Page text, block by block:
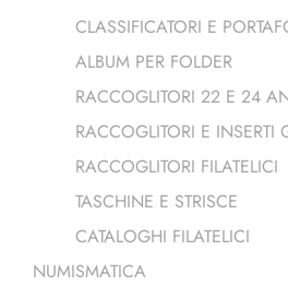
CLASSIFICATORI E
ALBUM PER FOLDER
RACCOGLITORI 22 E 24
RACCOGLITORI E INSERTI
RACCOGLITORI FILATELICI
TASCHINE E STRISCE
CATALOGHI FILATELICI
NUMISMATICA